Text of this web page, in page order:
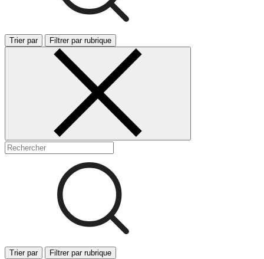
Trier par Filtrer par rubrique
Trier par Filtrer par rubrique